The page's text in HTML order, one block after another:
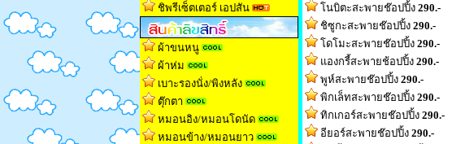
ชิพรีเซ็ตเตอร์ เอปสัน
ผ้าขนหนู
ผ้าห่ม
เบาะรองนั่ง/พิงหลัง
ตุ๊กตา
หมอนอิง/หมอนโดนัด
หมอนข้าง/หมอนยาว
โนบิตะสะพายช๊อปปิ้ง 290.-
ชิซูกะสะพายช๊อปปิ้ง 290.-
โดโมะสะพายช๊อปปิ้ง 290.-
แองกรี้สะพายช้อปปิ้ง 290.-
พูห์สะพายช๊อปปิ้ง 290.-
พิกเล็ทสะพายช๊อปปิ้ง 290.-
ทิกเกอร์สะพายช๊อปปิ้ง 290.-
อียอร์สะพายช๊อปปิ้ง 290.-